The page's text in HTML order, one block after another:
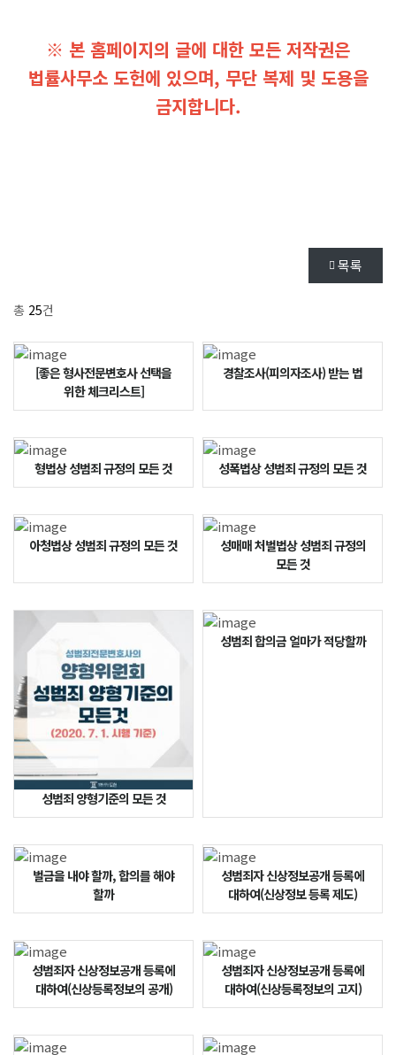
※ 본 홈페이지의 글에 대한 모든 저작권은
법률사무소 도헌에 있으며, 무단 복제 및 도용을
금지합니다.
목록
총 25건
[좋은 형사전문변호사 선택을
위한 체크리스트]
경찰조사(피의자조사) 받는 법
형법상 성범죄 규정의 모든 것 성폭법상 성범죄 규정의 모든 것
아청법상 성범죄 규정의 모든 것
성매매 처벌법상 성범죄 규정의
모든 것
성범죄 양형기준의 모든 것
성범죄 합의금 얼마가 적당할까
벌금을 내야 할까, 합의를 해야
할까
성범죄자 신상정보공개 등록에
대하여(신상정보 등록 제도)
성범죄자 신상정보공개 등록에
대하여(신상등록정보의 공개)
성범죄자 신상정보공개 등록에
대하여(신상등록정보의 고지)